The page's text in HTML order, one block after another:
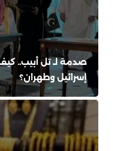
صدمة لـ تل أبيب..
إسرائيل وطهران؟